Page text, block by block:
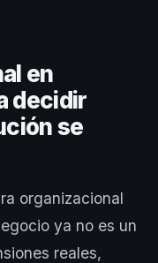
en
decidir
se
organizacional
ya no es un
reales,